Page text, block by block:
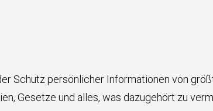
Schutz persönlicher Informationen von
Gesetze und alles, was dazugehört zu